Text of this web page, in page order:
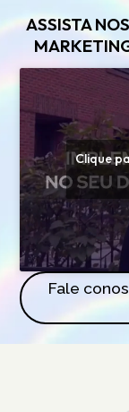
ASSISTA
Clique
Fale